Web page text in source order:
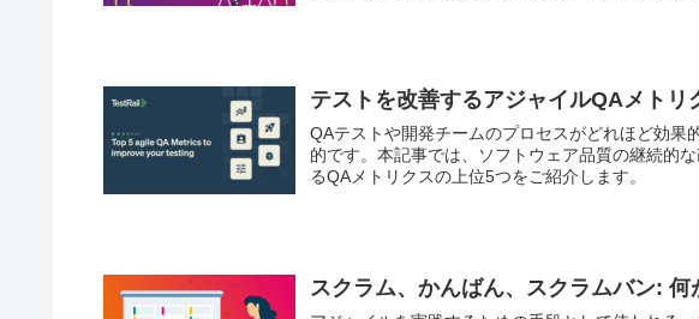
テストを改善するアジャイルQAメトリ
QAテストや開発チームのプロセスがどれほど効果
的です。本記事では、ソフトウェア品質の継続的
るQAメトリクスの上位5つをご紹介します。
スクラム、かんばん、スクラムバン: 何